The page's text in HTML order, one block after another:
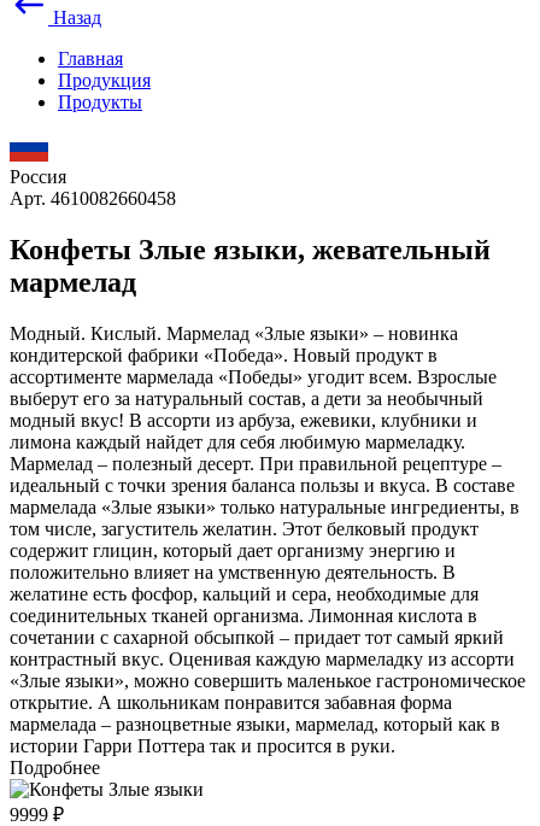
Назад
Главная
Продукция
Продукты
Россия
Арт. 4610082660458
Конфеты Злые языки, жевательный
мармелад
Модный. Кислый. Мармелад «Злые языки» – новинка
кондитерской фабрики «Победа». Новый продукт в
ассортименте мармелада «Победы» угодит всем. Взрослые
выберут его за натуральный состав, а дети за необычный
модный вкус! В ассорти из арбуза, ежевики, клубники и
лимона каждый найдет для себя любимую мармеладку.
Мармелад – полезный десерт. При правильной рецептуре –
идеальный с точки зрения баланса пользы и вкуса. В составе
мармелада «Злые языки» только натуральные ингредиенты, в
том числе, загуститель желатин. Этот белковый продукт
содержит глицин, который дает организму энергию и
положительно влияет на умственную деятельность. В
желатине есть фосфор, кальций и сера, необходимые для
соединительных тканей организма. Лимонная кислота в
сочетании с сахарной обсыпкой – придает тот самый яркий
контрастный вкус. Оценивая каждую мармеладку из ассорти
«Злые языки», можно совершить маленькое гастрономическое
открытие. А школьникам понравится забавная форма
мармелада – разноцветные языки, мармелад, который как в
истории Гарри Поттера так и просится в руки.
Подробнее
9999 ₽